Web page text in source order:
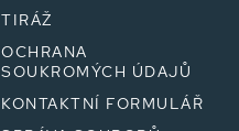
TIRÁŽ
OCHRANA
SOUKROMÝCH ÚDAJŮ
KONTAKTNÍ FORMULÁŘ